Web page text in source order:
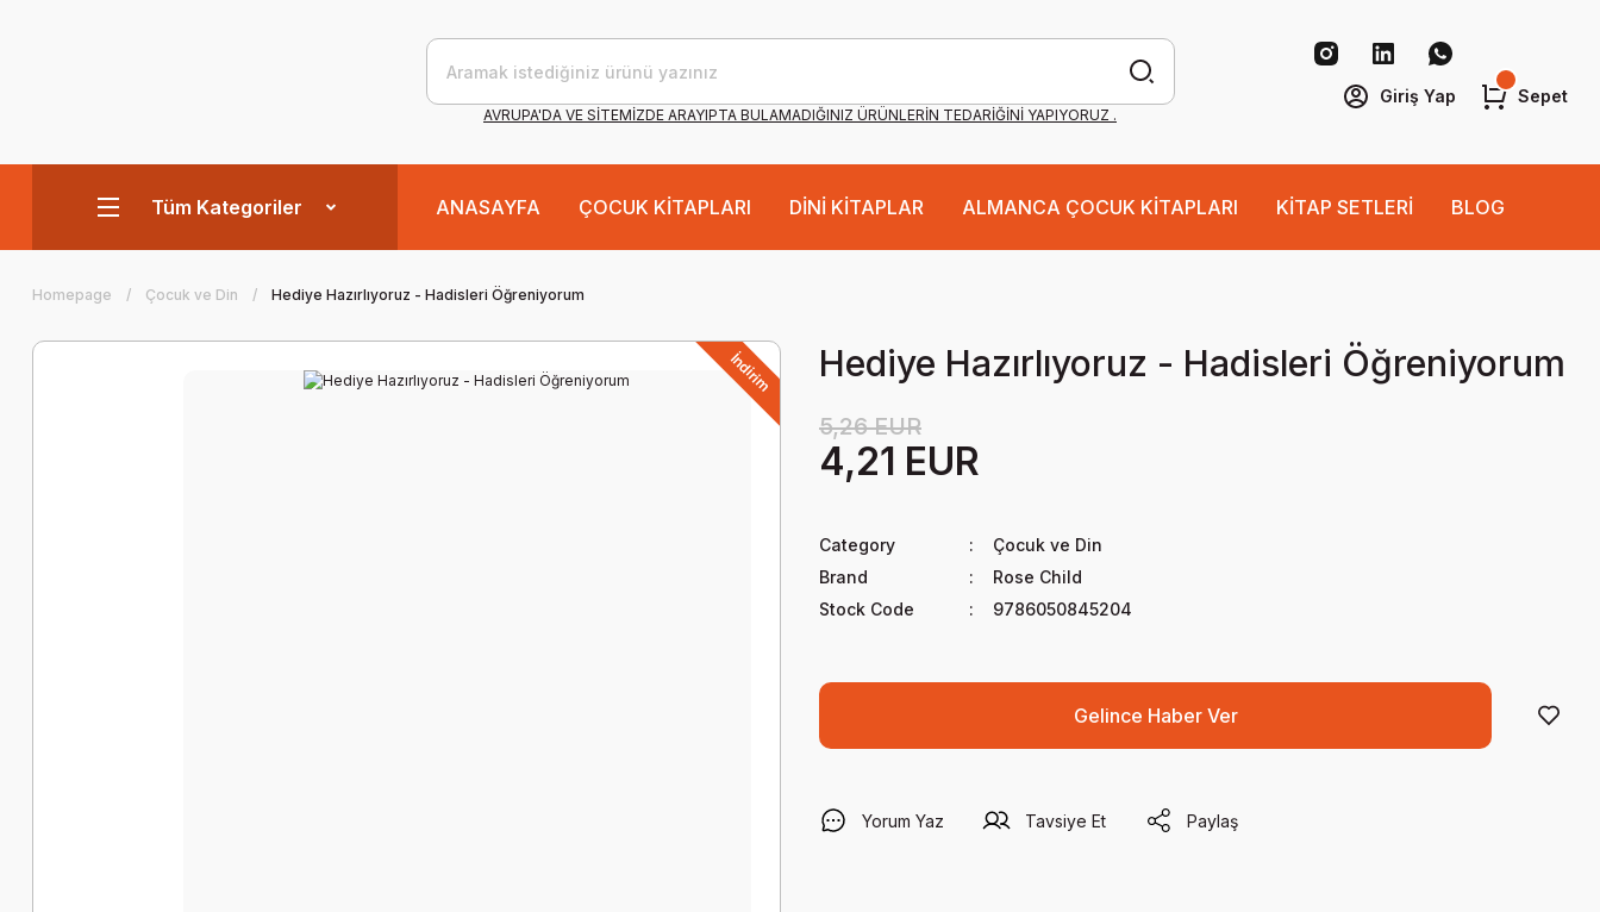
AVRUPA'DA VE SİTEMİZDE ARAYIPTA BULAMADIĞINIZ ÜRÜNLERİN TEDARİĞİNİ YAPIYORUZ .
Giriş Yap Sepet
Tüm Kategoriler ANASAYFA ÇOCUK KİTAPLARI DİNİ KİTAPLAR ALMANCA ÇOCUK KİTAPLARI KİTAP SETLERİ BLOG
Homepage Çocuk ve Din Hediye Hazırlıyoruz - Hadisleri Öğreniyorum
İndirim Hediye Hazırlıyoruz - Hadisleri Öğreniyorum
5,26 EUR
4,21 EUR
Category
Çocuk ve Din
Brand
Rose Child
Stock Code
9786050845204
Gelince Haber Ver
Yorum Yaz Tavsiye Et Paylaş